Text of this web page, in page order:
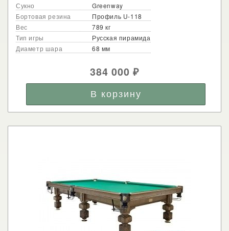
Сукно
Greenway
Бортовая резина
Профиль U-118
Вес
789 кг
Тип игры
Русская пирамида
Диаметр шара
68 мм
384 000₽